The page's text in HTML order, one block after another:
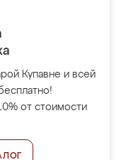
Купавне и всей
от стоимости